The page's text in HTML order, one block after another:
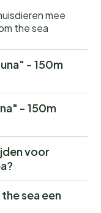
mee
the sea
- 150m
- 150m
voor
sea een